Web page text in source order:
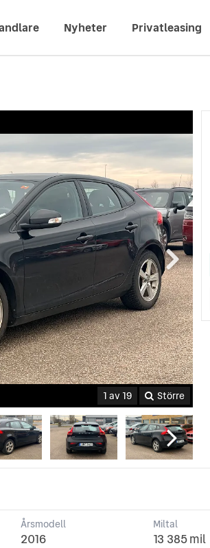
Nyheter Privatleasing
1 av 19 Större
Årsmodell
2016
Miltal
13 385 mil